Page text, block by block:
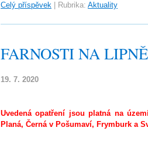
Celý příspěvek Rubrika: Aktuality
FARNOSTI NA
19. 7. 2020
Uvedená opatření jsou platná na
Planá, Černá v Pošumaví, Frymburk a